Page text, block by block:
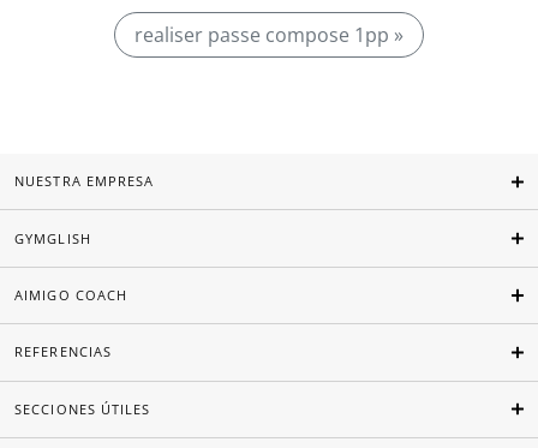
realiser passe compose 1pp »
NUESTRA EMPRESA
GYMGLISH
AIMIGO COACH
REFERENCIAS
SECCIONES ÚTILES